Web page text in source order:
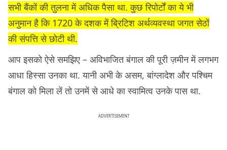
सभी बैंकों की तुलना में अधिक पैसा था. कुछ रिपोर्टों का ये भी
अनुमान है कि 1720 के दशक में ब्रिटिश अर्थव्यवस्था जगत सेठों
की संपत्ति से छोटी थी.
आप इसको ऐसे समझिए – अविभाजित बंगाल की पूरी ज़मीन में लगभग
आधा हिस्सा उनका था. यानी अभी के असम, बांग्लादेश और पश्चिम
बंगाल को मिला लें तो उनमें से आधे का स्वामित्व उनके पास था.
ADVERTISEMENT